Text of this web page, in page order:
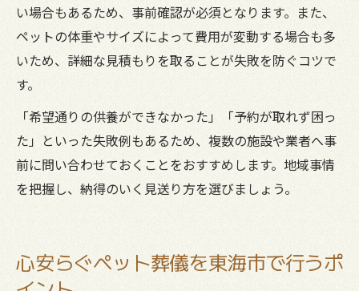
い場合もあるため、事前確認が必須となります。また、
ペットの体重やサイズによって費用が変動する場合も多
いため、詳細な見積もりを取ることが失敗を防ぐコツで
す。
「希望通りの供養ができなかった」「予約が取れず困っ
た」といった失敗例もあるため、複数の施設や業者へ事
前に問い合わせておくことをおすすめします。地域事情
を把握し、納得のいく見送り方を選びましょう。
心安らぐペット葬儀を東海市で行うポ